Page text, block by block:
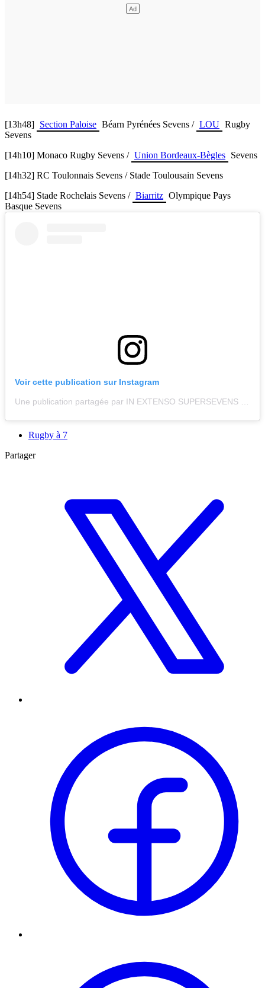
[13h48] Section Paloise Béarn Pyrénées Sevens / LOU Rugby
Sevens
[14h10] Monaco Rugby Sevens / Union Bordeaux-Bègles Sevens
[14h32] RC Toulonnais Sevens / Stade Toulousain Sevens
[14h54] Stade Rochelais Sevens / Biarritz Olympique Pays
Basque Sevens
Voir cette publication sur Instagram
Rugby à 7
Partager